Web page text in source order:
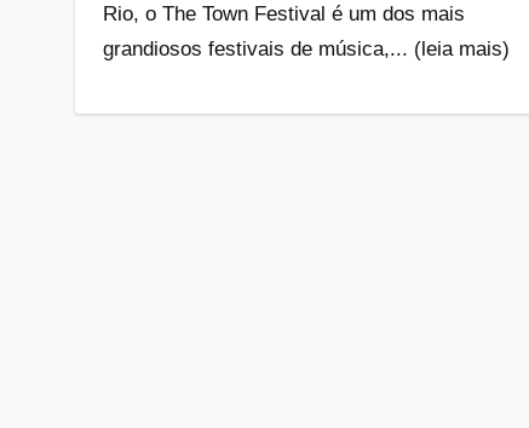
Rio, o The Town Festival é um dos mais
grandiosos festivais de música,... (leia mais)